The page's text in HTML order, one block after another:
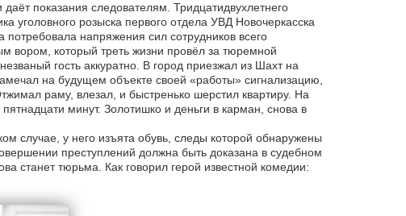
показания следователям. Тридцатидвухлетнего
уголовного розыска первого отдела УВД Новочеркасска
напряжения сил сотрудников всего
вором, который треть жизни провёл за тюремной
гость аккуратно. В город приезжал из Шахт на
на будущем объекте своей «работы» сигнализацию,
раму, влезал, и быстренько шерстил квартиру. На
минут. Золотишко и деньги в карман, снова в
случае, у него изъята обувь, следы которой обнаружены
преступлений должна быть доказана в судебном
станет тюрьма. Как говорил герой известной комедии: